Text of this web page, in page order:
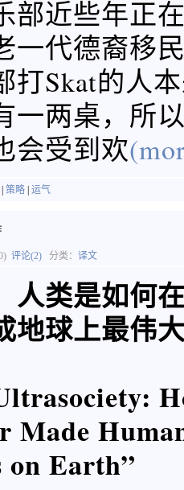
部近些年正
一代德裔移
打Skat的人
一两桌，所
会受到欢
策略 运气
评论(2) 分类： 译文
人类是如何
地球上最伟
Made
on Earth”